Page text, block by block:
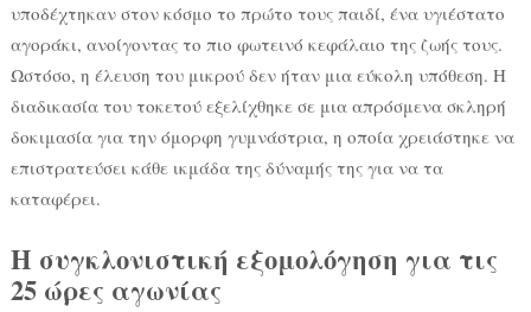
υποδέχτηκαν στον κόσμο το πρώτο τους παιδί, ένα υγιέστατο
αγοράκι, ανοίγοντας το πιο φωτεινό κεφάλαιο της ζωής τους.
Ωστόσο, η έλευση του μικρού δεν ήταν μια εύκολη υπόθεση. Η
διαδικασία του τοκετού εξελίχθηκε σε μια απρόσμενα σκληρή
δοκιμασία για την όμορφη γυμνάστρια, η οποία χρειάστηκε να
επιστρατεύσει κάθε ικμάδα της δύναμής της για να τα
καταφέρει.
Η συγκλονιστική εξομολόγηση για τις
25 ώρες αγωνίας